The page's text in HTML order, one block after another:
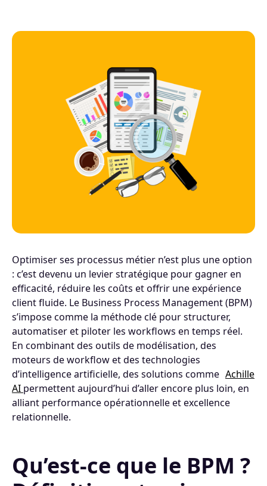
Optimiser ses processus métier n’est plus une option
: c’est devenu un levier stratégique pour gagner en
efficacité, réduire les coûts et offrir une expérience
client fluide. Le Business Process Management (BPM)
s’impose comme la méthode clé pour structurer,
automatiser et piloter les workflows en temps réel.
En combinant des outils de modélisation, des
moteurs de workflow et des technologies
d’intelligence artificielle, des solutions comme Achille
AI permettent aujourd’hui d’aller encore plus loin, en
alliant performance opérationnelle et excellence
relationnelle.
Qu’est‑ce que le BPM ?